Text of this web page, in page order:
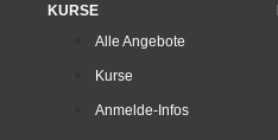
KURSE
Alle Angebote
Kurse
Anmelde-Infos